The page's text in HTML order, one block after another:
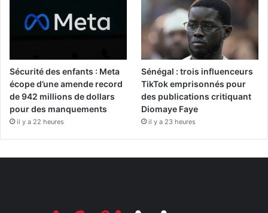
Sécurité des enfants : Meta
écope d’une amende record
de 942 millions de dollars
pour des manquements
il y a 22 heures
Sénégal : trois influenceurs
TikTok emprisonnés pour
des publications critiquant
Diomaye Faye
il y a 23 heures